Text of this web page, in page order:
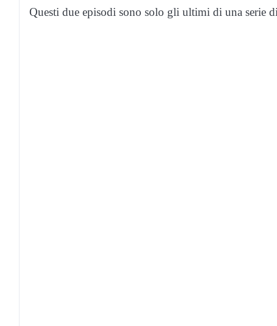
Questi due episodi sono solo gli ultimi di una serie